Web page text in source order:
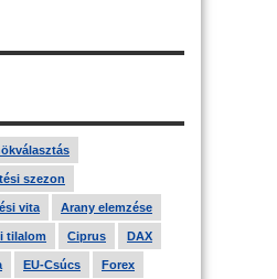
szezon
vita Arany elemzése
tilalom Ciprus DAX
EU-Csúcs Forex